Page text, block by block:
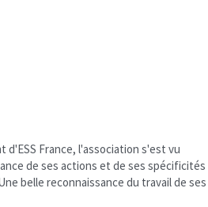
d'ESS France, l'association s'est vu
de ses actions et de ses spécificités
belle reconnaissance du travail de ses